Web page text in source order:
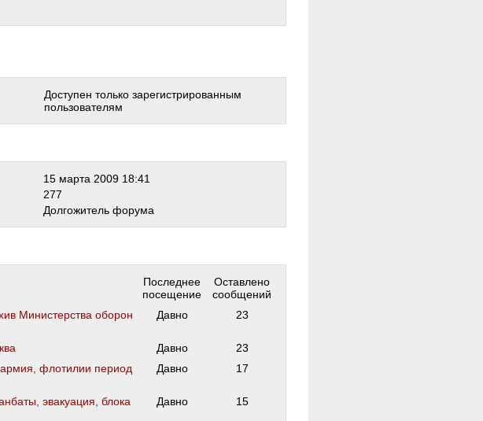
Доступен только зарегистрированным
пользователям
15 марта 2009 18:41
277
Долгожитель форума
Последнее
посещение
Оставлено
сообщений
Министерства оборон
Давно 23
Давно
23
флотилии период
Давно 17
эвакуация, блока
Давно 15